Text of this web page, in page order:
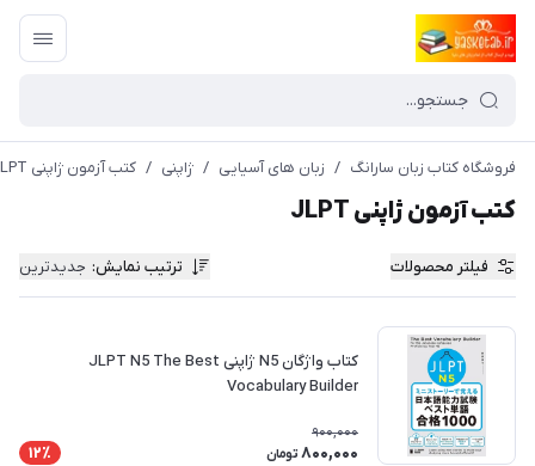
فروشگاه کتاب زبان سارانگ / زبان های آسیایی / ژاپنی / کتب آزمون ژاپنی JLPT
کتب آزمون ژاپنی JLPT
فیلتر محصولات ترتیب نمایش: جدیدترین
کتاب واژگان N5 ژاپنی JLPT N5 The Best
Vocabulary Builder
900,000
800,000 تومان 12٪